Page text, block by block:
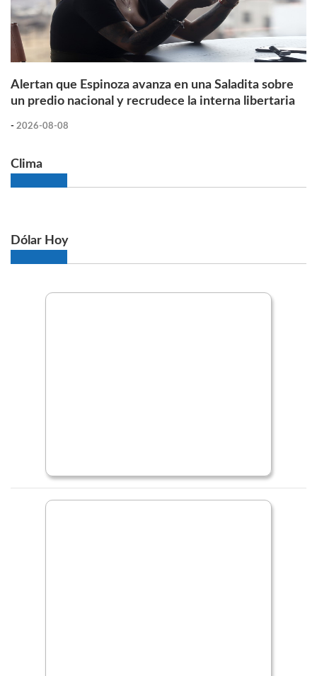
Alertan que Espinoza avanza en una Saladita sobre
un predio nacional y recrudece la interna libertaria
- 2026-08-08
Clima
Dólar Hoy